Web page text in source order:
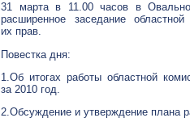
31 марта в 11.00 часов в
расширенное заседание
их прав.
Повестка дня:
1.Об итогах работы областной
за 2010 год.
2.Обсуждение и утверждение плана